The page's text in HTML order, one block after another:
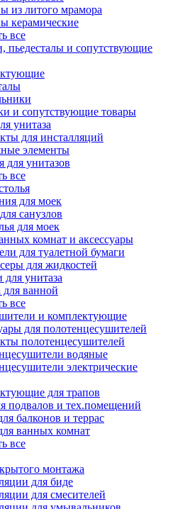
из литого мрамора
керамические
все
пьедесталы и сопутствующие
и сопутствующие товары
унитаза
для инсталляций
элементы
для унитазов
все
для моек
санузлов
для моек
комнат и аксессуары
для туалетной бумаги
для жидкостей
унитаза
для ванной
все
и комплектующие
для полотенцесушителей
полотенцесушителей
водяные
электрические
для трапов
подвалов и тех.помещений
балконов и террас
ванных комнат
все
монтажа
для биде
для смесителей